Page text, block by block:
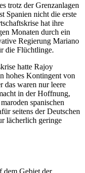
trotz der Grenzanlagen
Spanien nicht die erste
hat ihre
Monaten durch ein
Regierung Mariano
die Flüchtlinge.
hatte Rajoy
hohes Kontingent von
das waren nur leere
in der Hoffnung,
spanischen
seitens der Deutschen
lächerlich geringe
dem Gebiet der